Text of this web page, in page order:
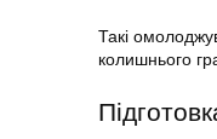
Такі
колишнього